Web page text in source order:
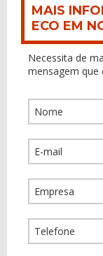
MAIS
ECO EM
Necessita de
mensagem